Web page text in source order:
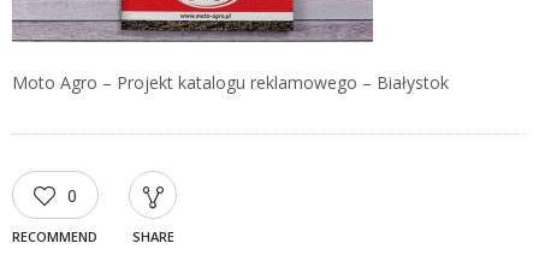
Moto Agro – Projekt katalogu reklamowego – Białystok
0
RECOMMEND SHARE